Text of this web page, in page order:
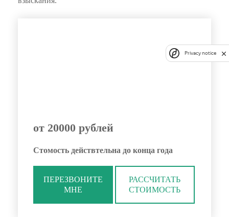
от 20000 рублей
Стомость действтельна до конца года
ПЕРЕЗВОНИТЕ
МНЕ
РАССЧИТАТЬ
СТОИМОСТЬ
Privacy notice